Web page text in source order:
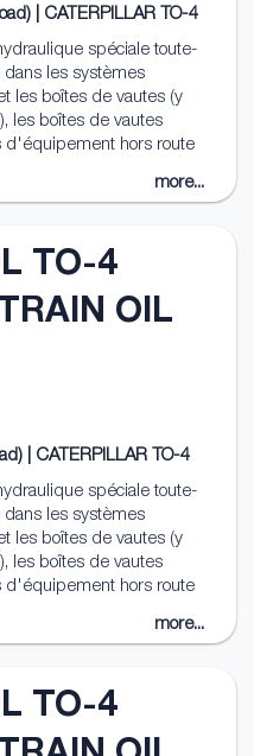
| CATERPILLAR TO-4
spéciale toute-
les systèmes
les boîtes de vautes (y
les boîtes de vautes
d'équipement hors route
more...
TO-4
OIL
| CATERPILLAR TO-4
spéciale toute-
les systèmes
les boîtes de vautes (y
les boîtes de vautes
d'équipement hors route
more...
TO-4